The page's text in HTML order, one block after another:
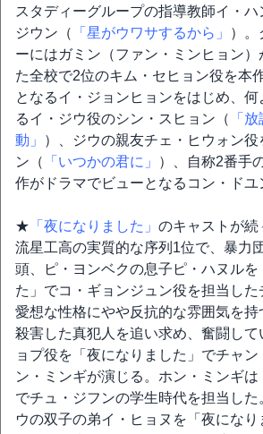
スタディーグループの指導教師イ・ハ
ジウン（
「星がウワサするから」
）。
ーにはガミン（ファン・ミンヒョン
た全校で2位のキム・セヒョン役を本
となるイ・ジョンヒョンをはじめ、
るイ・ジウ役のシン・スヒョン（
「
動」
）、ジウの親友チェ・ヒウォン役
ン（
「いつかの君に」
）、自称2番手
作がドラマでビューとなるコン・ドユ
★ 「夜になりました」 のキャストが続
流星工高の実質的な序列1位で、暴力
頭、ピ・ヨンベクの息子ピ・ハヌルを
た」でコ・ギョンジュン役を担当し
愛想な性格にやや反抗的な雰囲気を持
殺害した真犯人を追い求め、奮闘して
ョプ役を「夜になりました」でチャ
ン・ミンギが演じる。ホン・ミンギは
でチュ・ジフンの学生時代を担当し
ウの双子の弟イ・ヒョヌを「夜にな